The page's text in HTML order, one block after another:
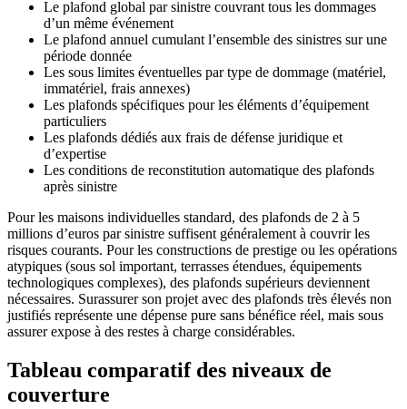
Le plafond global par sinistre couvrant tous les dommages
d’un même événement
Le plafond annuel cumulant l’ensemble des sinistres sur une
période donnée
Les sous limites éventuelles par type de dommage (matériel,
immatériel, frais annexes)
Les plafonds spécifiques pour les éléments d’équipement
particuliers
Les plafonds dédiés aux frais de défense juridique et
d’expertise
Les conditions de reconstitution automatique des plafonds
après sinistre
Pour les maisons individuelles standard, des plafonds de 2 à 5
millions d’euros par sinistre suffisent généralement à couvrir les
risques courants. Pour les constructions de prestige ou les opérations
atypiques (sous sol important, terrasses étendues, équipements
technologiques complexes), des plafonds supérieurs deviennent
nécessaires. Surassurer son projet avec des plafonds très élevés non
justifiés représente une dépense pure sans bénéfice réel, mais sous
assurer expose à des restes à charge considérables.
Tableau comparatif des niveaux de
couverture